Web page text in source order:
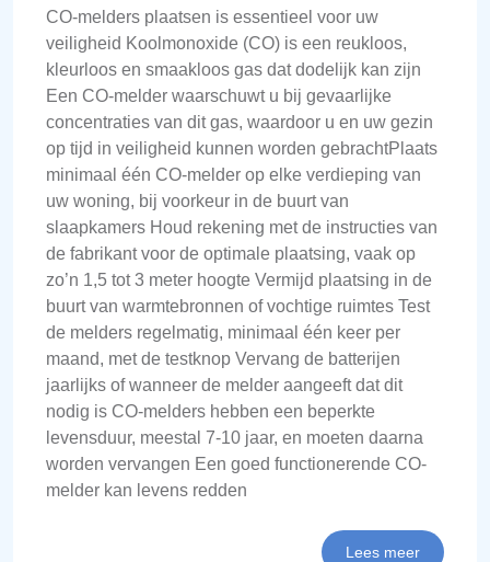
CO-melders plaatsen is essentieel voor uw
veiligheid Koolmonoxide (CO) is een reukloos,
kleurloos en smaakloos gas dat dodelijk kan zijn
Een CO-melder waarschuwt u bij gevaarlijke
concentraties van dit gas, waardoor u en uw gezin
op tijd in veiligheid kunnen worden gebrachtPlaats
minimaal één CO-melder op elke verdieping van
uw woning, bij voorkeur in de buurt van
slaapkamers Houd rekening met de instructies van
de fabrikant voor de optimale plaatsing, vaak op
zo’n 1,5 tot 3 meter hoogte Vermijd plaatsing in de
buurt van warmtebronnen of vochtige ruimtes Test
de melders regelmatig, minimaal één keer per
maand, met de testknop Vervang de batterijen
jaarlijks of wanneer de melder aangeeft dat dit
nodig is CO-melders hebben een beperkte
levensduur, meestal 7-10 jaar, en moeten daarna
worden vervangen Een goed functionerende CO-
melder kan levens redden
Lees meer